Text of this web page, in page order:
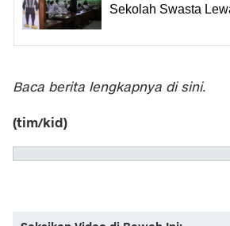
Sekolah Swasta
Baca berita lengkapnya di sini.
(tim/kid)